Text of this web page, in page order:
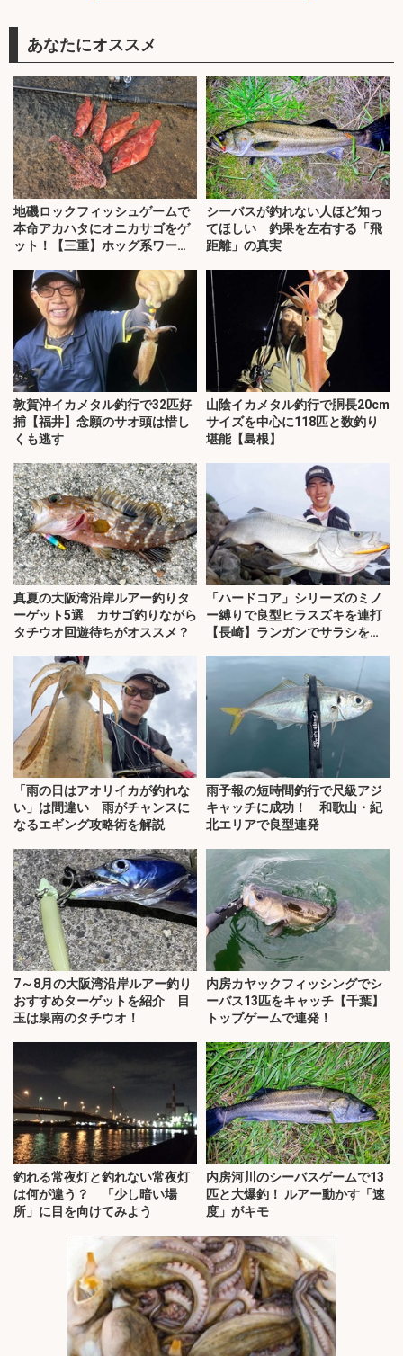
あなたにオススメ
地磯ロックフィッシュゲームで
本命アカハタにオニカサゴをゲ
ット！【三重】ホッグ系ワーム
シーバスが釣れない人ほど知っ
てほしい 釣果を左右する「飛
距離」の真実
敦賀沖イカメタル釣行で32匹好
捕【福井】念願のサオ頭は惜し
くも逃す
山陰イカメタル釣行で胴長20cm
サイズを中心に118匹と数釣り
堪能【島根】
真夏の大阪湾沿岸ルアー釣りタ
ーゲット5選 カサゴ釣りながら
タチウオ回遊待ちがオススメ？
「ハードコア」シリーズのミノ
ー縛りで良型ヒラスズキを連打
【長崎】ランガンでサラシを攻
「雨の日はアオリイカが釣れな
い」は間違い 雨がチャンスに
なるエギング攻略術を解説
雨予報の短時間釣行で尺級アジ
キャッチに成功！ 和歌山・紀
北エリアで良型連発
7～8月の大阪湾沿岸ルアー釣り
おすすめターゲットを紹介 目
玉は泉南のタチウオ！
内房カヤックフィッシングでシ
ーバス13匹をキャッチ【千葉】
トップゲームで連発！
釣れる常夜灯と釣れない常夜灯
は何が違う？ 「少し暗い場
所」に目を向けてみよう
内房河川のシーバスゲームで13
匹と大爆釣！ ルアー動かす「速
度」がキモ